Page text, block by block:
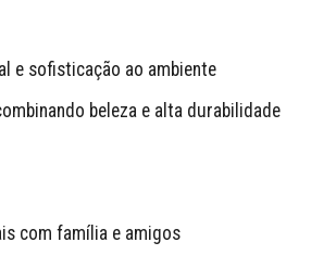
e sofisticação ao ambiente
beleza e alta durabilidade
com família e amigos